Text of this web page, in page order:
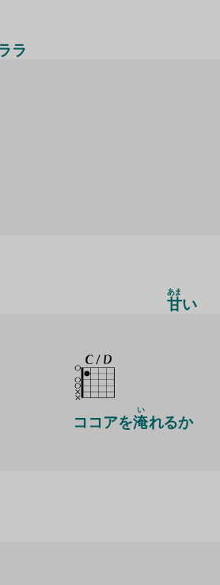
ラ
甘
あま
い
ココアを淹
い
れるか